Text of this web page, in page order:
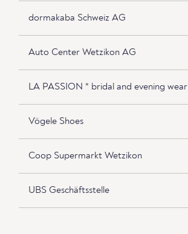
dormakaba Schweiz AG
Auto Center Wetzikon AG
LA PASSION * bridal and evening wear
Vögele Shoes
Coop Supermarkt Wetzikon
UBS Geschäftsstelle